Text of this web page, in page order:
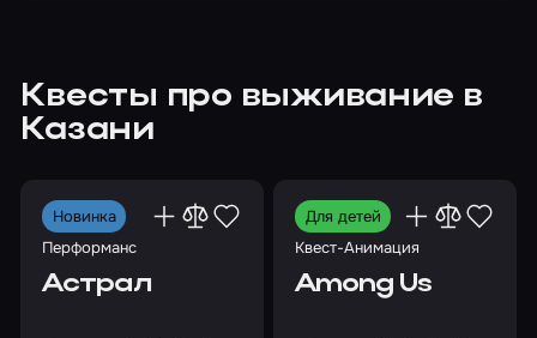
Квесты про выживание в
Казани
Новинка
Перформанс
Астрал
Для детей
Квест-Анимация
Among Us